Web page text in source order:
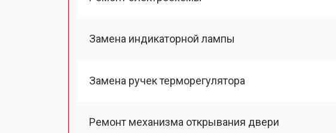
Замена индикаторной лампы
Замена ручек терморегулятора
Ремонт механизма открывания двери